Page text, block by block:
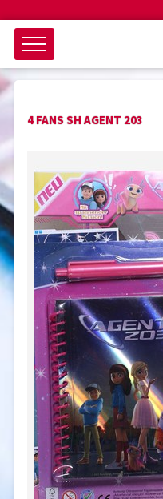
Objektsuche
als ganzes Wort suchen
keine eingestellten Titel
nur Titel im Angebot
4 FANS SH AGENT 203